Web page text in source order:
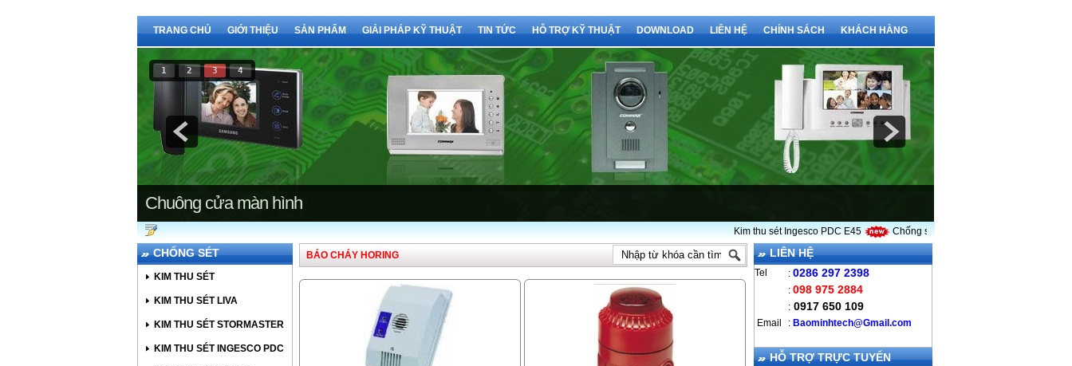
TRANG CHỦ GIỚI THIỆU SẢN PHẨM GIẢI PHÁP KỸ THUẬT TIN TỨC HỖ TRỢ KỸ THUẬT DOWNLOAD LIÊN HỆ CHÍNH SÁCH KHÁCH HÀNG
1 2 3 4
Chuông cửa màn hình
Kim thu sét Ingesco PDC E45 Chống sét Bảo Minh chuyên cung cấp kim thu
CHỐNG SÉT
KIM THU SÉT
KIM THU SÉT LIVA
KIM THU SÉT STORMASTER
KIM THU SÉT INGESCO PDC
BÁO CHÁY HORING LIÊN HỆ
Tel : 0286 297 2398
: 098 975 2884
: 0917 650 109
Email : Baominhtech@Gmail.com
HỖ TRỢ TRỰC TUYẾN